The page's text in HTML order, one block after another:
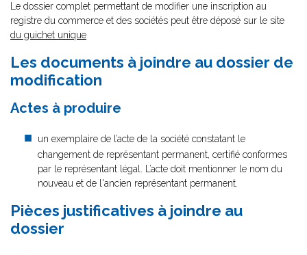
Le dossier complet permettant de modifier une inscription au
registre du commerce et des sociétés peut être déposé sur le site
du guichet unique
Les documents à joindre au dossier de
modification
Actes à produire
un exemplaire de l’acte de la société constatant le
changement de représentant permanent, certifié conformes
par le représentant légal. L’acte doit mentionner le nom du
nouveau et de l'ancien représentant permanent.
Pièces justificatives à joindre au
dossier